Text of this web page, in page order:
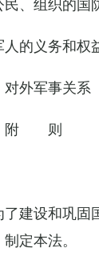
的义务和权
外军事关系
附 则
建设和巩固
定本法。